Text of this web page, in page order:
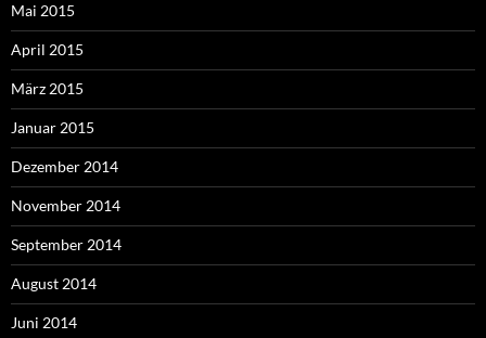
Mai 2015
April 2015
März 2015
Januar 2015
Dezember 2014
November 2014
September 2014
August 2014
Juni 2014